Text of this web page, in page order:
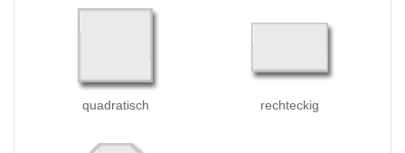
quadratisch rechteckig